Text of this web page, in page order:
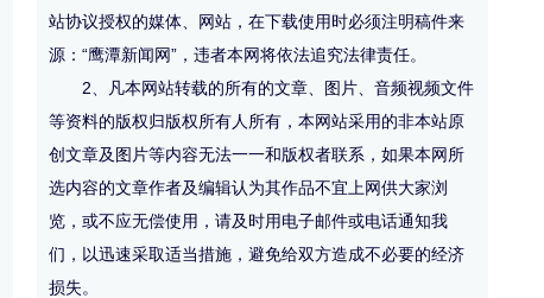
站协议授权的媒体、网站，在下载使用时必须注明稿件来
源：“鹰潭新闻网”，违者本网将依法追究法律责任。
2、凡本网站转载的所有的文章、图片、音频视频文件
等资料的版权归版权所有人所有，本网站采用的非本站原
创文章及图片等内容无法一一和版权者联系，如果本网所
选内容的文章作者及编辑认为其作品不宜上网供大家浏
览，或不应无偿使用，请及时用电子邮件或电话通知我
们，以迅速采取适当措施，避免给双方造成不必要的经济
损失。